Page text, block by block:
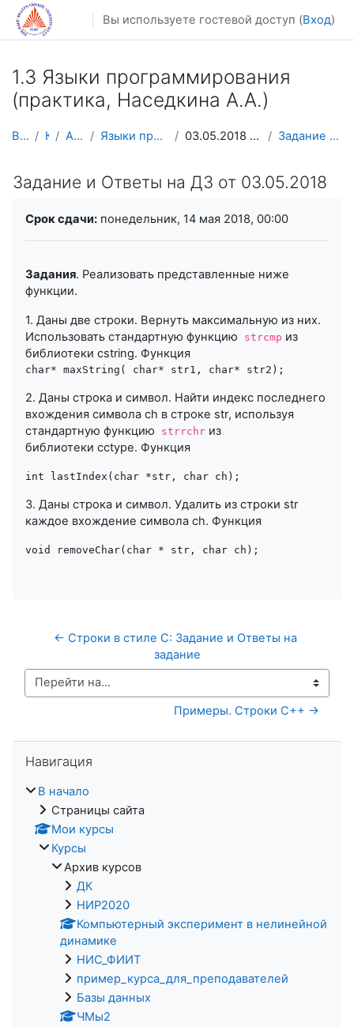
Перейти к основному содержанию
Вы используете гостевой доступ (Вход)
1.3 Языки программирования
(практика, Наседкина А.А.)
В начало Курсы Архив курсов Языки программирования Наседкина АА 03.05.2018 Строки в стиле C. Контр. работа 2 Задание и Ответы на ДЗ от 03.05.2018
Задание и Ответы на ДЗ от 03.05.2018
Срок сдачи: понедельник, 14 мая 2018, 00:00
Задания. Реализовать представленные ниже
функции.
1. Даны две строки. Вернуть максимальную из них.
Использовать стандартную функцию
strcmp из
библиотеки cstring. Функция
char* maxString( char* str1, char* str2);
2. Даны строка и символ. Найти индекс последнего
вхождения символа сh в строке str, используя
стандартную функцию
strrchr из
библиотеки cctype. Функция
int lastIndex(char *str, char ch);
3. Даны строка и символ. Удалить из строки str
каждое вхождение символа ch. Функция
void removeChar( char * str, char ch);
← Строки в стиле C: Задание и Ответы на
задание
Перейти на...
Примеры. Строки C++ →
Навигация
В начало
Страницы сайта
Мои курсы
Курсы
Архив курсов
ДК
НИР2020
Компьютерный эксперимент в нелинейной
динамике
НИС_ФИИТ
пример_курса_для_преподавателей
Базы данных
ЧМы2